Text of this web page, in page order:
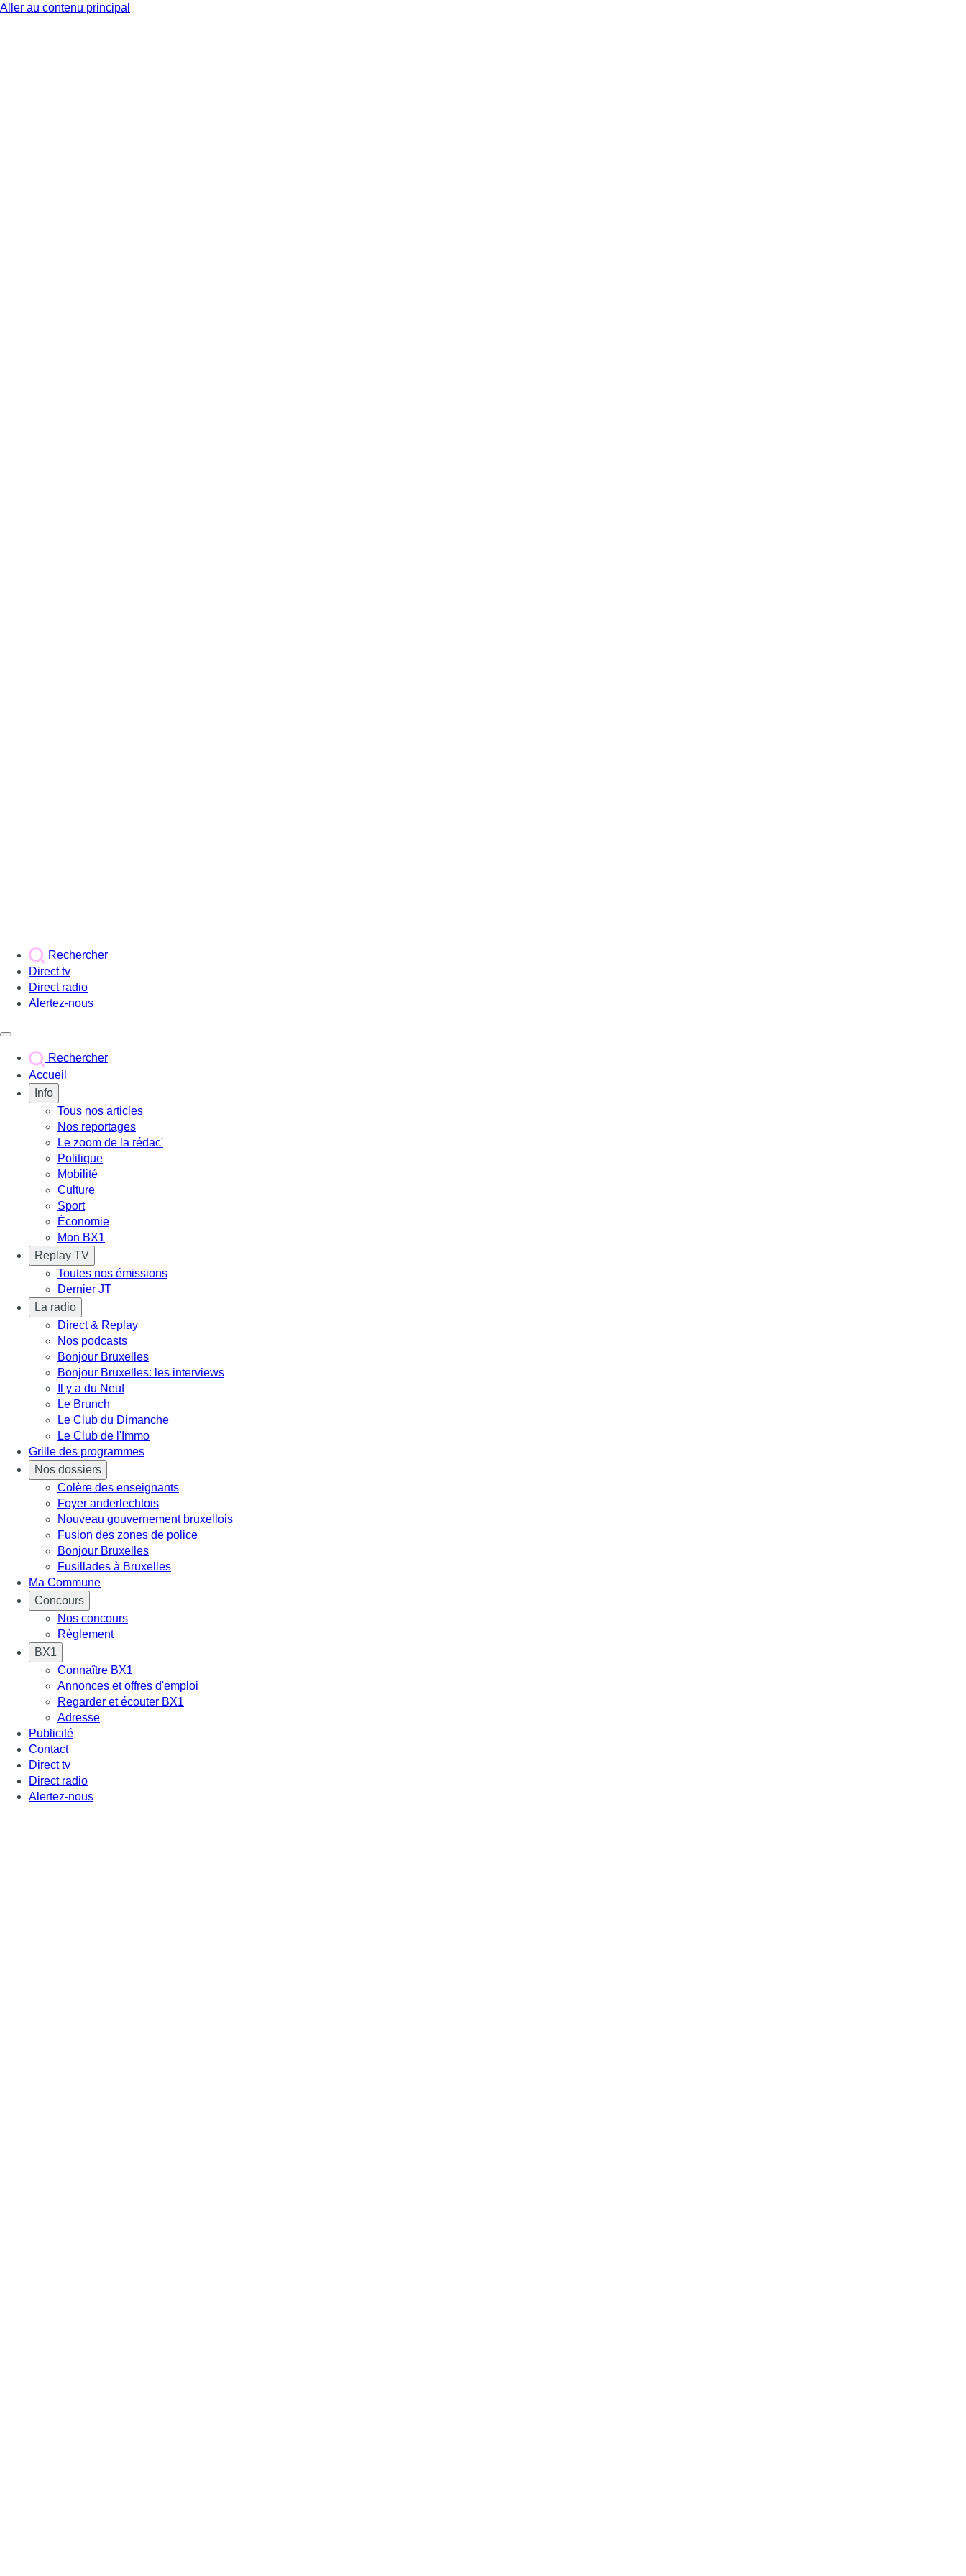
Aller au contenu principal
Rechercher
Direct tv
Direct radio
Alertez-nous
Rechercher
Accueil
Info
Tous nos articles
Nos reportages
Le zoom de la rédac'
Politique
Mobilité
Culture
Sport
Économie
Mon BX1
Replay TV
Toutes nos émissions
Dernier JT
La radio
Direct & Replay
Nos podcasts
Bonjour Bruxelles
Bonjour Bruxelles: les interviews
Il y a du Neuf
Le Brunch
Le Club du Dimanche
Le Club de l'Immo
Grille des programmes
Nos dossiers
Colère des enseignants
Foyer anderlechtois
Nouveau gouvernement bruxellois
Fusion des zones de police
Bonjour Bruxelles
Fusillades à Bruxelles
Ma Commune
Concours
Nos concours
Règlement
BX1
Connaître BX1
Annonces et offres d'emploi
Regarder et écouter BX1
Adresse
Publicité
Contact
Direct tv
Direct radio
Alertez-nous